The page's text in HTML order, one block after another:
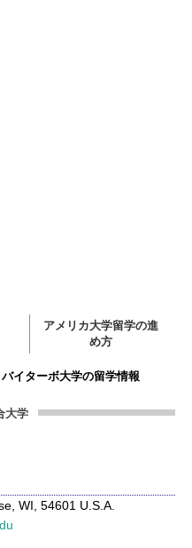
アメリカ大学留学の進
め方
バイターボ大学の留学情報
大学
WI, 54601 U.S.A.